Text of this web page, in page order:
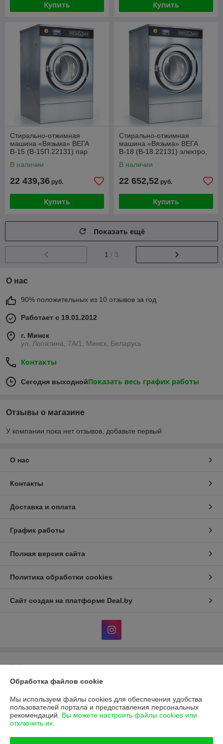
Купить Купить
Стирально-отжимная
машина «Вязьма» ВЕГА
В-15 (В-15П.22131) пар
В наличии
22 439,36 руб.
Купить
Стирально-отжимная
машина «Вязьма» ВЕГА
В-18 (В-18.22131) электро,
В наличии
22 652,52 руб.
Купить
Показать ещё
1 / 3
О нас
90% положительных из 10 отзывов за год
Работает с 19.01.2012
г. Минск
ул. Лопатина, 7А/1, Минск, Беларусь
Контакты
Сегодня выходнойПоказать весь график работы
Отзывы о магазине
У компании пока нет отзывов, добавьте первый
О нас
Контакты
Доставка и оплата
График работы
Полная версия сайта
Политика обработки cookies
Сайт создан на платформе Deal.by
Информация для покупателя
Юридическое лицо:Общество с ограниченной ответственностью
246144, г. Гомель, ул. Гагарина, 49
Регистрационный номер ЕГР: 490439713
Обработка файлов cookie
Мы используем файлы cookies для обеспечения удобства
пользователей портала и предоставления персональных
рекомендаций. Вы можете настроить файлы cookies или
отключить их.